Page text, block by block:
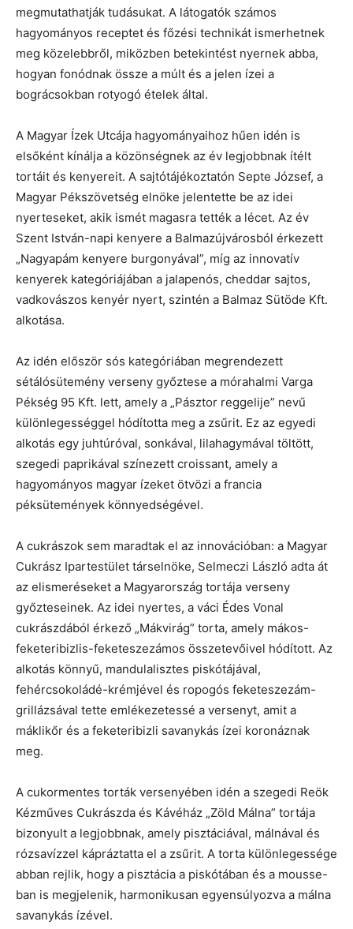
megmutathatják tudásukat. A látogatók számos
hagyományos receptet és főzési technikát ismerhetnek
meg közelebbről, miközben betekintést nyernek abba,
hogyan fonódnak össze a múlt és a jelen ízei a
bográcsokban rotyogó ételek által.
A Magyar Ízek Utcája hagyományaihoz hűen idén is
elsőként kínálja a közönségnek az év legjobbnak ítélt
tortáit és kenyereit. A sajtótájékoztatón Septe József, a
Magyar Pékszövetség elnöke jelentette be az idei
nyerteseket, akik ismét magasra tették a lécet. Az év
Szent István-napi kenyere a Balmazújvárosból érkezett
„Nagyapám kenyere burgonyával”, míg az innovatív
kenyerek kategóriájában a jalapenós, cheddar sajtos,
vadkovászos kenyér nyert, szintén a Balmaz Sütöde Kft.
alkotása.
Az idén először sós kategóriában megrendezett
sétálósütemény verseny győztese a mórahalmi Varga
Pékség 95 Kft. lett, amely a „Pásztor reggelije” nevű
különlegességgel hódította meg a zsűrit. Ez az egyedi
alkotás egy juhtúróval, sonkával, lilahagymával töltött,
szegedi paprikával színezett croissant, amely a
hagyományos magyar ízeket ötvözi a francia
péksütemények könnyedségével.
A cukrászok sem maradtak el az innovációban: a Magyar
Cukrász Ipartestület társelnöke, Selmeczi László adta át
az elismeréseket a Magyarország tortája verseny
győzteseinek. Az idei nyertes, a váci Édes Vonal
cukrászdából érkező „Mákvirág” torta, amely mákos-
feketeribizlis-feketeszezámos összetevőivel hódított. Az
alkotás könnyű, mandulalisztes piskótájával,
fehércsokoládé-krémjével és ropogós feketeszezám-
grillázsával tette emlékezetessé a versenyt, amit a
máklikőr és a feketeribizli savanykás ízei koronáznak
meg.
A cukormentes torták versenyében idén a szegedi Reök
Kézműves Cukrászda és Kávéház „Zöld Málna” tortája
bizonyult a legjobbnak, amely pisztáciával, málnával és
rózsavízzel kápráztatta el a zsűrit. A torta különlegessége
abban rejlik, hogy a pisztácia a piskótában és a mousse-
ban is megjelenik, harmonikusan egyensúlyozva a málna
savanykás ízével.